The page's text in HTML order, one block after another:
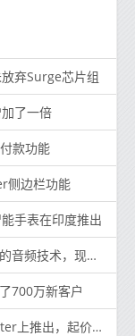
弃Surge芯片组
了一倍
款功能
侧边栏功能
手表在印度推出
，现在可以购买
700万新客户
出，起价219美元